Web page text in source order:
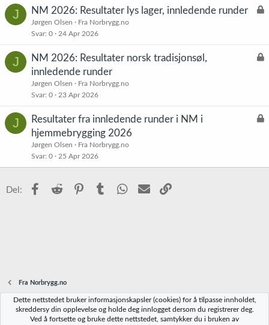
J
L
NM 2026: Resultater lys lager, innledende runder
Jørgen Olsen
Fra Norbrygg.no
Svar 0 24 Apr 2026
J
L
NM 2026: Resultater norsk tradisjonsøl,
innledende runder
Jørgen Olsen
Fra Norbrygg.no
Svar 0 23 Apr 2026
J
L
Resultater fra innledende runder i NM i
hjemmebrygging 2026
Jørgen Olsen
Fra Norbrygg.no
Svar 0 25 Apr 2026
Del: Facebook
Reddit PinterestTumblr WhatsApp
E-post
Fra Norbrygg.no
Norbrygg-default
Dette nettstedet bruker informasjonskapsler (cookies) for å tilpasse innholdet,
skreddersy din opplevelse og holde deg innlogget dersom du registrerer deg.
Ved å fortsette og bruke dette nettstedet, samtykker du i bruken av